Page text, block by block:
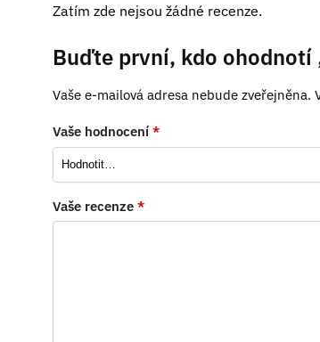
Zatím zde nejsou žádné recenze.
Buďte první, kdo ohodnotí
Vaše e-mailová adresa nebude zveřejněna.
Vaše hodnocení *
Vaše recenze *